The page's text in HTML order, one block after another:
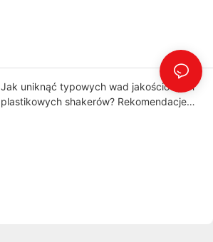
Jak uniknąć typowych wad jakościowych
plastikowych shakerów? Rekomendacje